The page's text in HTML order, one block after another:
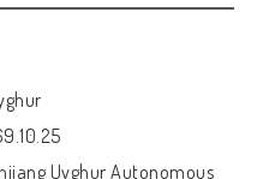
Uyghur Autonomous